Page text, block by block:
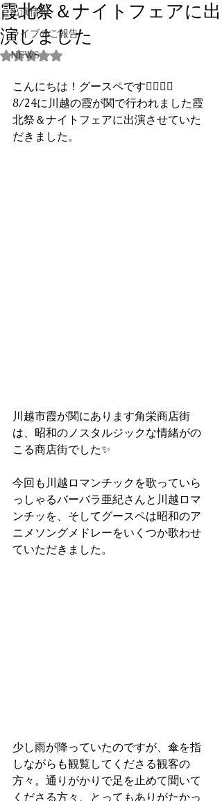
出演情報
ライブのご報告
NEWS
霞北祭＆ナイトフェアに出
演しました
5つ星のうちNaNと評価されています。
こんにちは！グースペです💁🏻‍♀️✨
8/24に川越の霞が関で行われました霞
北祭＆ナイトフェアに出演させていた
だきました。
川越市霞が関にあります角栄商店街
は、昭和のノスタルジックな情緒がの
こる商店街でした✨
今回も川越ロマンチックを歌っていら
っしゃるバーバラ亜紀さんと川越ロマ
ンチッを、そしてグースペは昭和のア
ニメソングメドレーをいくつか歌わせ
ていただきました。
少し雨が降っていたのですが、傘を指
しながらも観覧してくださる観客の
方々。通りがかりで足を止めて聞いて
くださる方々、とってもありがたかっ